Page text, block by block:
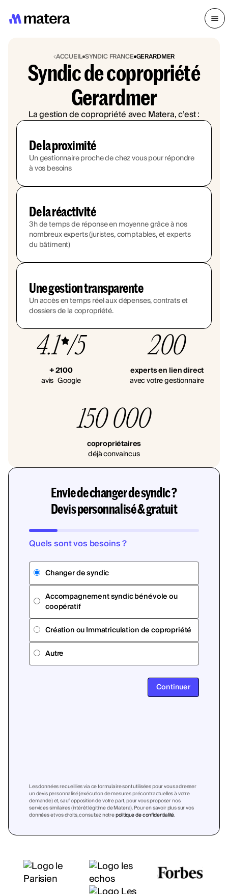
ACCUEIL SYNDIC FRANCE GERARDMER
Syndic de copropriété
Gerardmer
La gestion de copropriété avec Matera, c’est :
De la proximité
Un gestionnaire proche de chez vous pour répondre
à vos besoins
De la réactivité
3h de temps de réponse en moyenne grâce à nos
nombreux experts (juristes, comptables, et experts
du bâtiment)
Une gestion transparente
Un accès en temps réel aux dépenses, contrats et
dossiers de la copropriété.
4.1 /5
+ 2100
avis Google
200
experts en lien direct
avec votre gestionnaire
150 000
copropriétaires
déjà convaincus
Envie de changer de syndic ?
Devis personnalisé & gratuit
Quels sont vos besoins ?
Changer de syndic
Accompagnement syndic bénévole ou
coopératif
Création ou Immatriculation de copropriété
Autre
Continuer
Les données recueillies via ce formulaire sont utilisées pour vous adresser
un devis personnalisé (exécution de mesures précontractuelles à votre
demande) et, sauf opposition de votre part, pour vous proposer nos
services similaires (intérêt légitime de Matera). Pour en savoir plus sur vos
données et vos droits, consultez notrepolitique de confidentialité.